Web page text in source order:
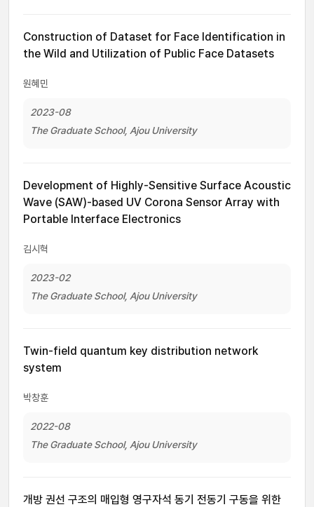
Construction of Dataset for Face Identification in
the Wild and Utilization of Public Face Datasets
원혜민
2023-08
The Graduate School, Ajou University
Development of Highly-Sensitive Surface Acoustic
Wave (SAW)-based UV Corona Sensor Array with
Portable Interface Electronics
김시혁
2023-02
The Graduate School, Ajou University
Twin-field quantum key distribution network
system
박창훈
2022-08
The Graduate School, Ajou University
개방 권선 구조의 매입형 영구자석 동기 전동기 구동을 위한